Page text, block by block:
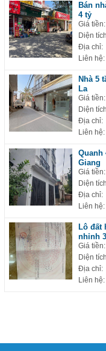
Bán
4 tỷ
Giá tiền:
Diện
Địa chỉ:
Liên hệ:
Nhà 5
La
Giá tiền:
Diện
Địa chỉ:
Liên hệ:
Quanh
Giang
Giá tiền:
Diện
Địa chỉ:
Liên hệ:
Lô đất
nhỉnh
Giá tiền:
Diện
Địa chỉ:
Liên hệ: